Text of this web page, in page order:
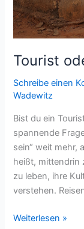
Tourist
Schreibe einen
Wadewitz
Bist du ein
spannende
sein“ weit mehr,
heißt, mittendrin
zu leben, ihre
verstehen.
Tourist
Weiterlesen »